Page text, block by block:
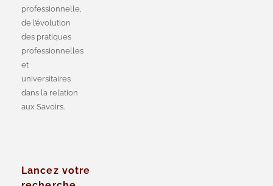
professionnelle,
de l’évolution
des pratiques
professionnelles
et
universitaires
dans la relation
aux Savoirs.
Lancez votre